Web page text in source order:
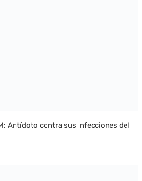
Antídoto contra sus infecciones del